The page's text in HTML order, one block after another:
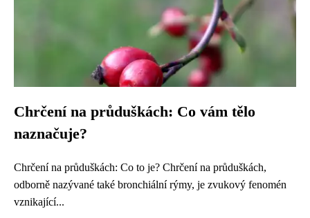
Chrčení na průduškách: Co vám tělo
naznačuje?
Chrčení na průduškách: Co to je? Chrčení na průduškách,
odborně nazývané také bronchiální rýmy, je zvukový fenomén
vznikající...